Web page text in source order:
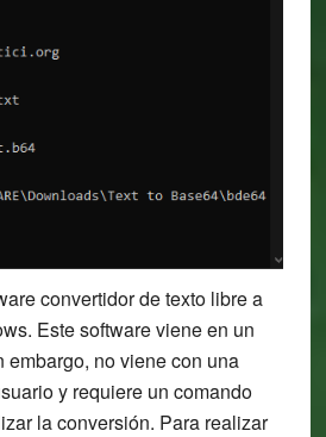
convertidor de texto libre a
Este software viene en un
embargo, no viene con una
y requiere un comando
la conversión. Para realizar